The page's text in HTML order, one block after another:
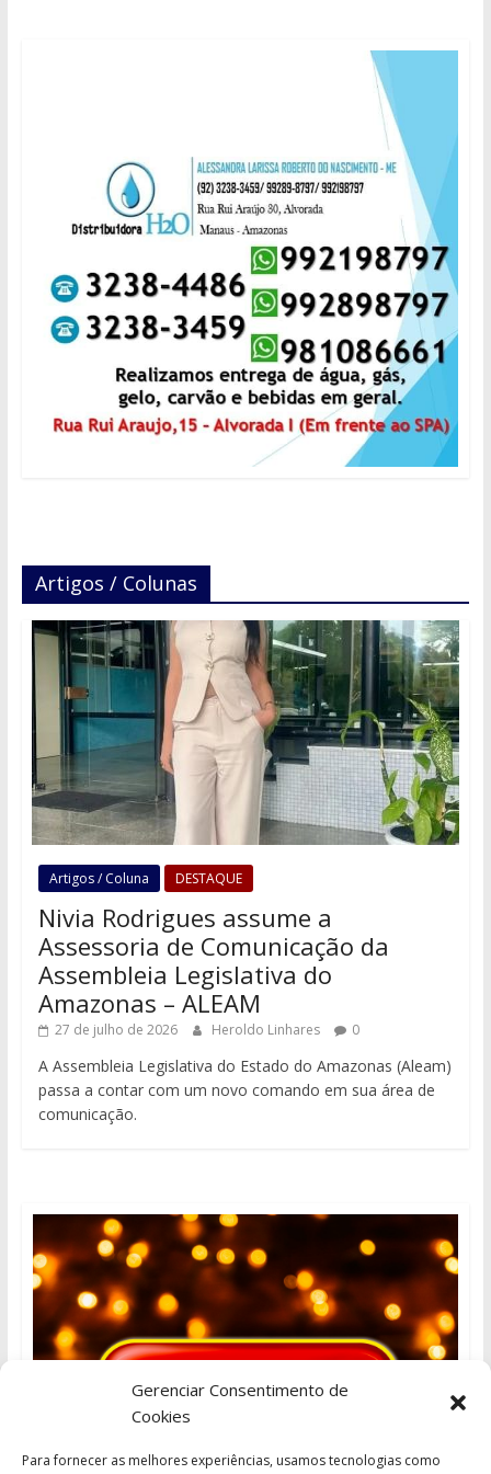
Gerenciar Consentimento de
Cookies
Para fornecer as melhores experiências, usamos tecnologias como
Artigos / Colunas
Artigos / Coluna DESTAQUE
Nivia Rodrigues assume a
Assessoria de Comunicação da
Assembleia Legislativa do
Amazonas – ALEAM
27 de julho de 2026 Heroldo Linhares 0
A Assembleia Legislativa do Estado do Amazonas (Aleam)
passa a contar com um novo comando em sua área de
comunicação.